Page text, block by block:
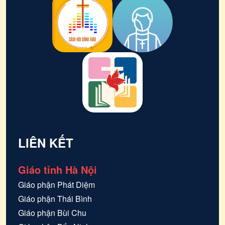
LIÊN KẾT
Giáo tỉnh Hà Nội
Giáo phận Phát Diệm
Giáo phận Thái Bình
Giáo phận Bùi Chu